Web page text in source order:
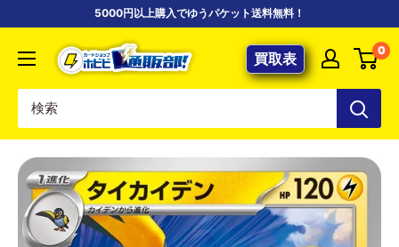
5000円以上購入でゆうパケット送料無料！
【ポ
ケ
専
門
カ
ー
ド
買取表 0